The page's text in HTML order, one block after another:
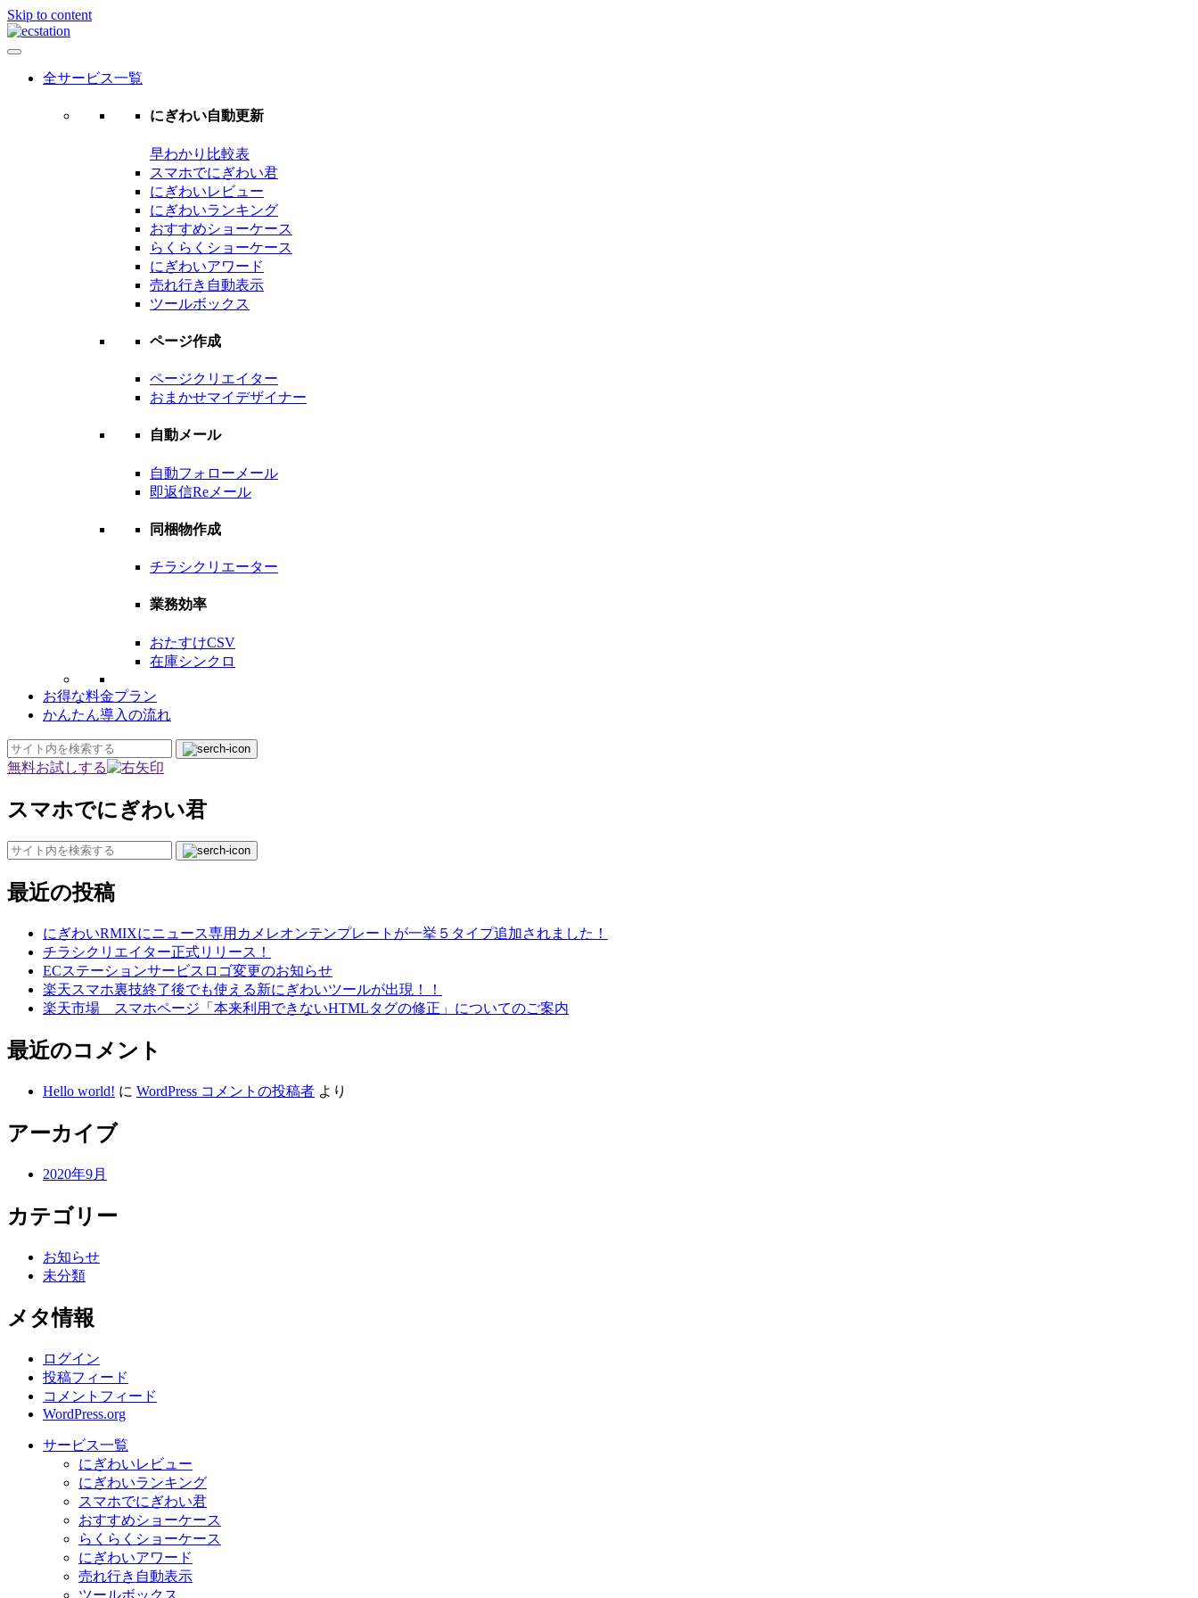
Skip to content
全サービス一覧
にぎわい自動更新
早わかり比較表
スマホでにぎわい君
にぎわいレビュー
にぎわいランキング
おすすめショーケース
らくらくショーケース
にぎわいアワード
売れ行き自動表示
ツールボックス
ページ作成
ページクリエイター
おまかせマイデザイナー
自動メール
自動フォローメール
即返信Reメール
同梱物作成
チラシクリエーター
業務効率
おたすけCSV
在庫シンクロ
お得な料金プラン
かんたん導入の流れ
無料お試しする
スマホでにぎわい君
最近の投稿
にぎわいRMIXにニュース専用カメレオンテンプレートが一挙５タイプ追加されました！
チラシクリエイター正式リリース！
ECステーションサービスロゴ変更のお知らせ
楽天スマホ裏技終了後でも使える新にぎわいツールが出現！！
楽天市場 スマホページ「本来利用できないHTMLタグの修正」についてのご案内
最近のコメント
Hello world! に WordPress コメントの投稿者 より
アーカイブ
2020年9月
カテゴリー
お知らせ
未分類
メタ情報
ログイン
投稿フィード
コメントフィード
WordPress.org
サービス一覧
にぎわいレビュー
にぎわいランキング
スマホでにぎわい君
おすすめショーケース
らくらくショーケース
にぎわいアワード
売れ行き自動表示
ツールボックス